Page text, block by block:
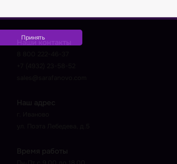
Наши контакты
Наш адрес
Время работы